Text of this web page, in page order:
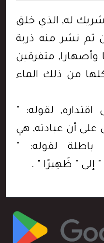
شريك له, الذي خلق
ثم نشر منه ذرية
وأصهارا, متفرقين
من ذلك الماء
لقوله: "
على أن عبادته, هي
باطلة لقوله: "
إلى " ظَهِيرًا " .